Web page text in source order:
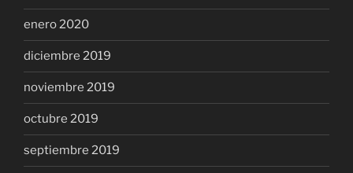
enero 2020
diciembre 2019
noviembre 2019
octubre 2019
septiembre 2019